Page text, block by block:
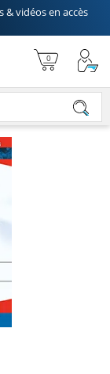
& vidéos en accès